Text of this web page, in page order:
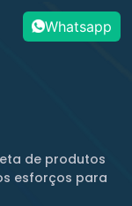
de produtos
esforços para
Whatsapp